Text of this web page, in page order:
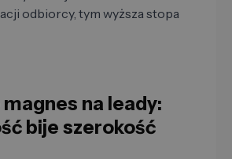
odbiorcy, tym wyższa stopa
na leady:
bije szerokość